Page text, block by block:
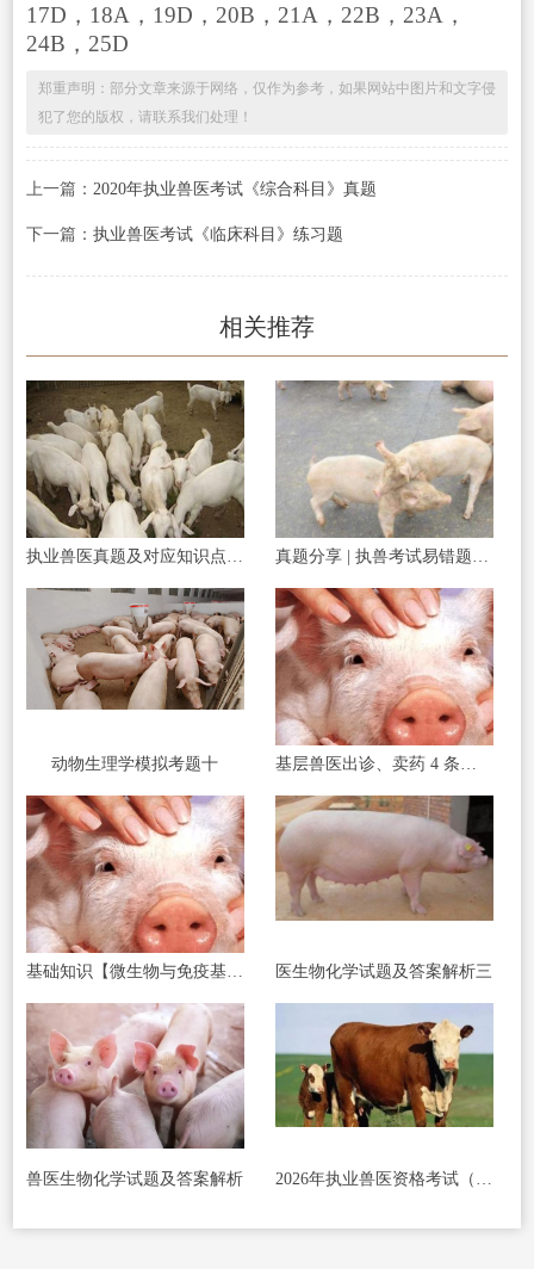
17D，18A，19D，20B，21A，22B，23A，
24B，25D
郑重声明：部分文章来源于网络，仅作为参考，如果网站中图片和文字侵
犯了您的版权，请联系我们处理！
上一篇： 2020年执业兽医考试《综合科目》真题
下一篇： 执业兽医考试《临床科目》练习题
相关推荐
动物生理学模拟考题十
基础知识【微生物与免疫基础】 医生物化学试题及答案解析三
兽医生物化学试题及答案解析